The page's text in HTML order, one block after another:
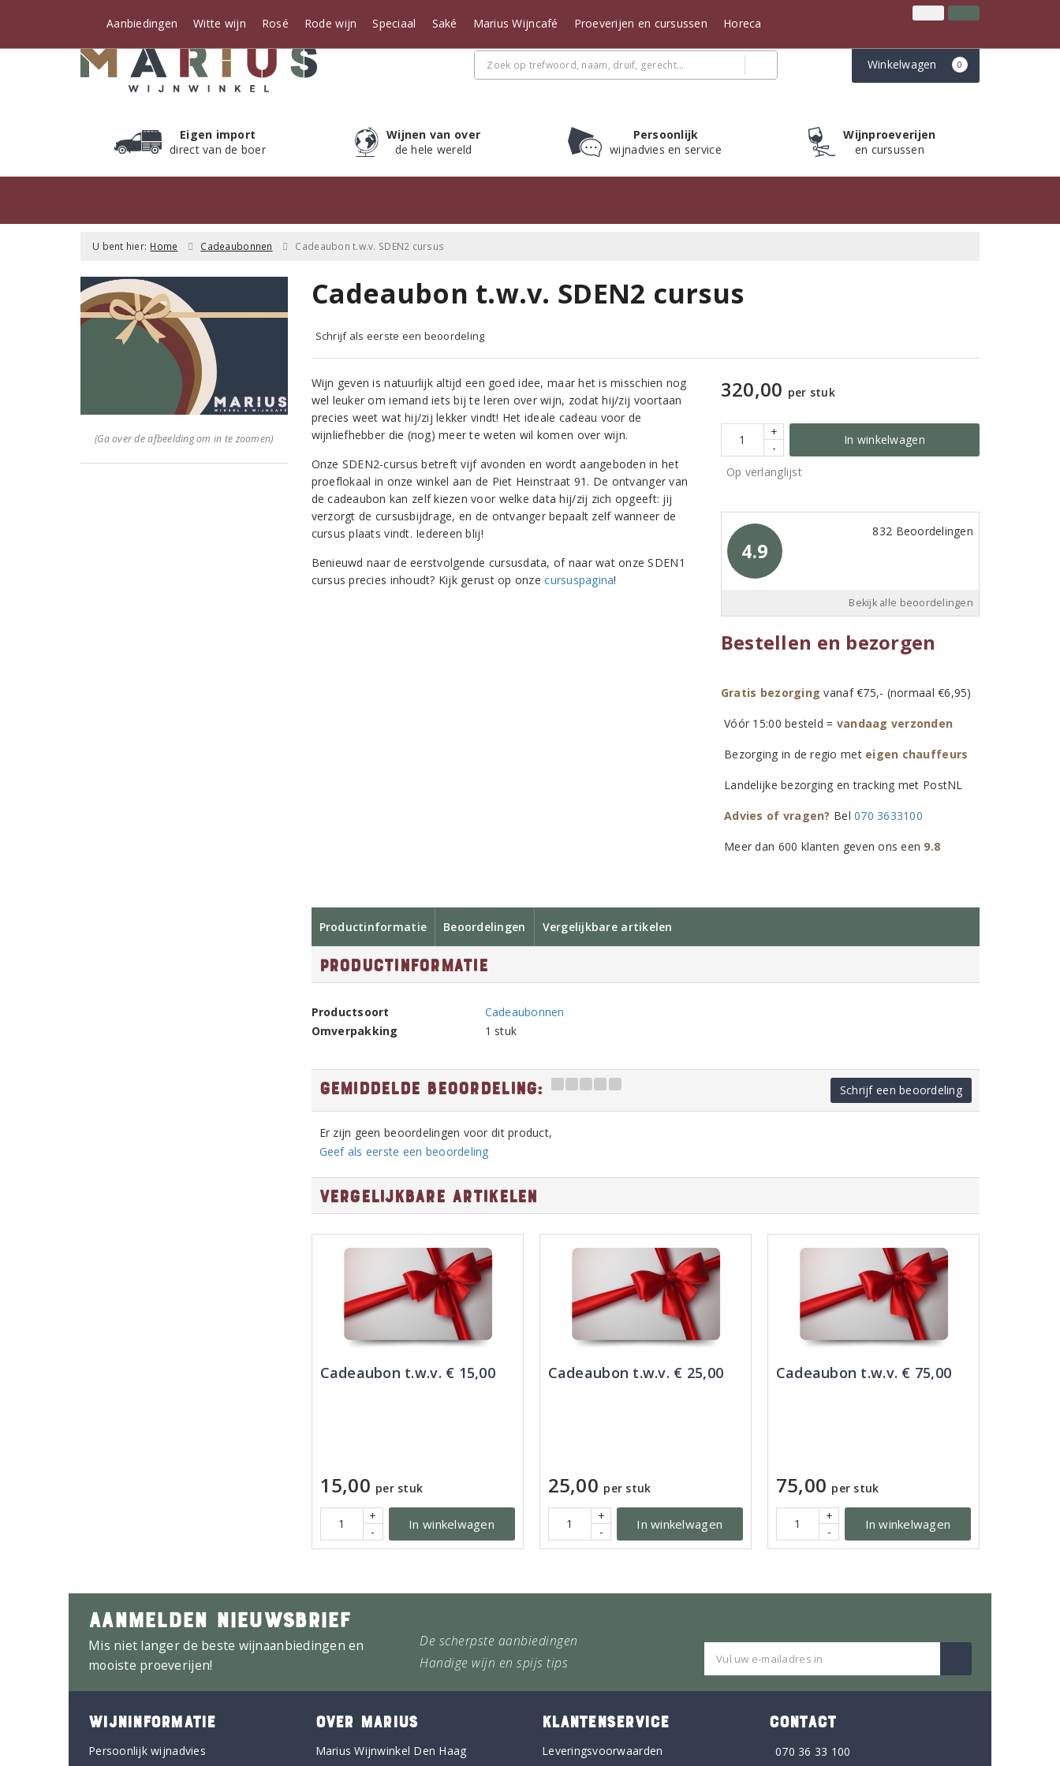
Klantenservice
Winkelwagen 0
Eigen import
direct van de boer
Wijnen van over
de hele wereld
Persoonlijk
wijnadvies en service
Wijnproeverijen
en cursussen
Aanbiedingen Witte wijn Rosé Rode wijn Speciaal Saké Marius Wijncafé Proeverijen en cursussen Horeca
U bent hier: Home Cadeaubonnen Cadeaubon t.w.v. SDEN2 cursus
(Ga over de afbeelding om in te zoomen)
Cadeaubon t.w.v. SDEN2 cursus
Schrijf als eerste een beoordeling
Wijn geven is natuurlijk altijd een goed idee, maar het is misschien nog
wel leuker om iemand iets bij te leren over wijn, zodat hij/zij voortaan
precies weet wat hij/zij lekker vindt! Het ideale cadeau voor de
wijnliefhebber die (nog) meer te weten wil komen over wijn.
Onze SDEN2-cursus betreft vijf avonden en wordt aangeboden in het
proeflokaal in onze winkel aan de Piet Heinstraat 91. De ontvanger van
de cadeaubon kan zelf kiezen voor welke data hij/zij zich opgeeft: jij
verzorgt de cursusbijdrage, en de ontvanger bepaalt zelf wanneer de
cursus plaats vindt. Iedereen blij!
Benieuwd naar de eerstvolgende cursusdata, of naar wat onze SDEN1
cursus precies inhoudt? Kijk gerust op onzecursuspagina!
320,00 per stuk
+
-
In winkelwagen
Op verlanglijst
4.9
832 Beoordelingen
Bekijk alle beoordelingen
Bestellen en bezorgen
Gratis bezorging vanaf €75,- (normaal €6,95)
Vóór 15:00 besteld = vandaag verzonden
Bezorging in de regio met eigen chauffeurs
Landelijke bezorging en tracking met PostNL
Advies of vragen? Bel070 3633100
Meer dan 600 klanten geven ons een 9.8
Productinformatie Beoordelingen Vergelijkbare artikelen
Productinformatie
Productsoort
Cadeaubonnen
Omverpakking
1 stuk
Gemiddelde beoordeling: Schrijf een beoordeling
Er zijn geen beoordelingen voor dit product,
Geef als eerste een beoordeling
Vergelijkbare artikelen
Cadeaubon t.w.v. € 15,00
15,00 per stuk
+
-
In winkelwagen
Cadeaubon t.w.v. € 25,00
25,00 per stuk
+
-
In winkelwagen
Cadeaubon t.w.v. € 75,00
75,00 per stuk
+
-
In winkelwagen
AANMELDEN NIEUWSBRIEF
Mis niet langer de beste wijnaanbiedingen en
mooiste proeverijen!
De scherpste aanbiedingen
Handige wijn en spijs tips
WIJNINFORMATIE
Persoonlijk wijnadvies
OVER MARIUS
Marius Wijnwinkel Den Haag
KLANTENSERVICE
Leveringsvoorwaarden
CONTACT
070 36 33 100